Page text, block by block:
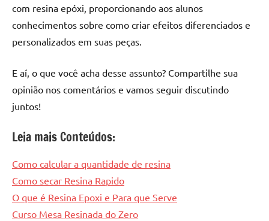
com resina epóxi, proporcionando aos alunos
conhecimentos sobre como criar efeitos diferenciados e
personalizados em suas peças.
E aí, o que você acha desse assunto? Compartilhe sua
opinião nos comentários e vamos seguir discutindo
juntos!
Leia mais Conteúdos:
Como calcular a quantidade de resina
Como secar Resina Rapido
O que é Resina Epoxi e Para que Serve
Curso Mesa Resinada do Zero